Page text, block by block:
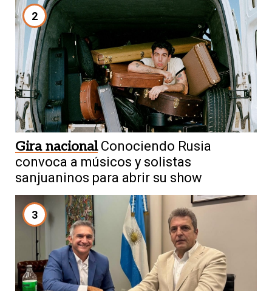
2
Gira nacional Conociendo Rusia
convoca a músicos y solistas
sanjuaninos para abrir su show
3